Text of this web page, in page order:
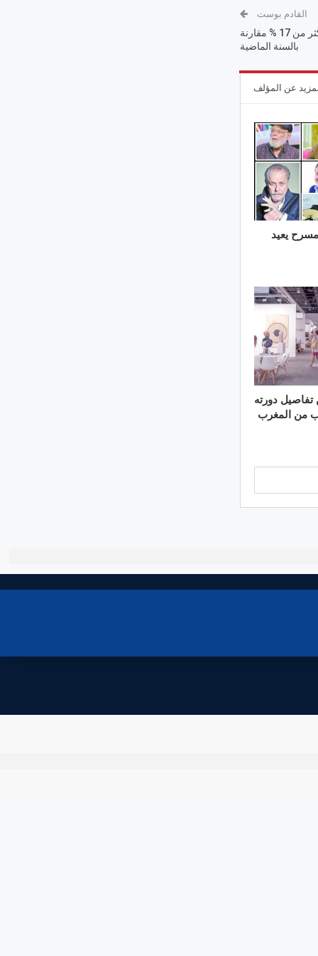
القادم بوست
ارتفاع عدد قتلى حوادث الطرقات بأكثر من 17 % مقارنة
بالسنة الماضية
عن المؤلف
يعيد
دورته
من المغرب